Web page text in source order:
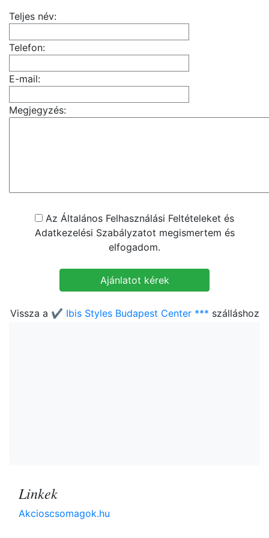
Teljes név:
Telefon:
E-mail:
Megjegyzés:
Az Általános Felhasználási Feltételeket és
Adatkezelési Szabályzatot megismertem és
elfogadom.
Vissza a ✔️ Ibis Styles Budapest Center *** szálláshoz
Linkek
Akcioscsomagok.hu